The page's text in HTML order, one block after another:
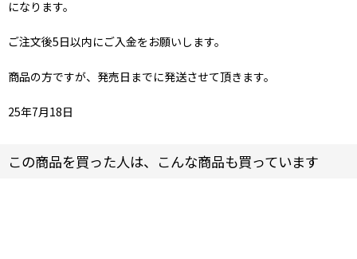
になります。
ご注文後5日以内にご入金をお願いします。
商品の方ですが、発売日までに発送させて頂きます。
25年7月18日
この商品を買った人は、こんな商品も買っています